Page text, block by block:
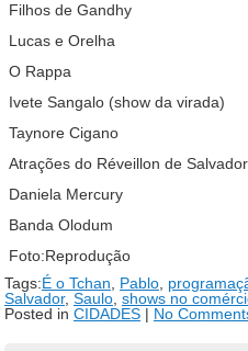
Filhos de Gandhy
Lucas e Orelha
O Rappa
Ivete Sangalo (show da virada)
Taynore Cigano
Atrações do Réveillon de
Daniela Mercury
Banda Olodum
Foto:Reprodução
Tags:É o Tchan Pablo
Salvador, Saulo shows no
Posted in CIDADES | No